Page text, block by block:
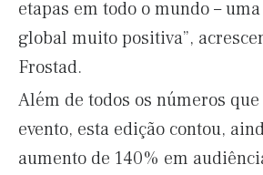
etapas em todo o mundo –
global muito positiva”,
Frostad.
Além de todos os números
evento, esta edição contou,
aumento de 140% em